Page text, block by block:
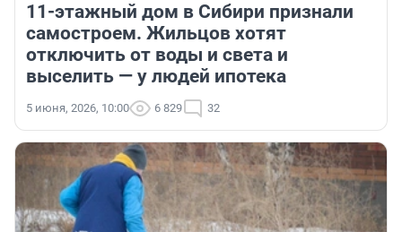
11-этажный дом в Сибири признали
самостроем. Жильцов хотят
отключить от воды и света и
выселить — у людей ипотека
5 июня, 2026, 10:00 6 829 32